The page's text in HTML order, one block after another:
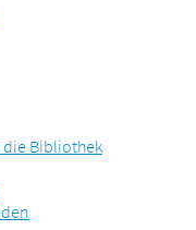
die Bibliothek